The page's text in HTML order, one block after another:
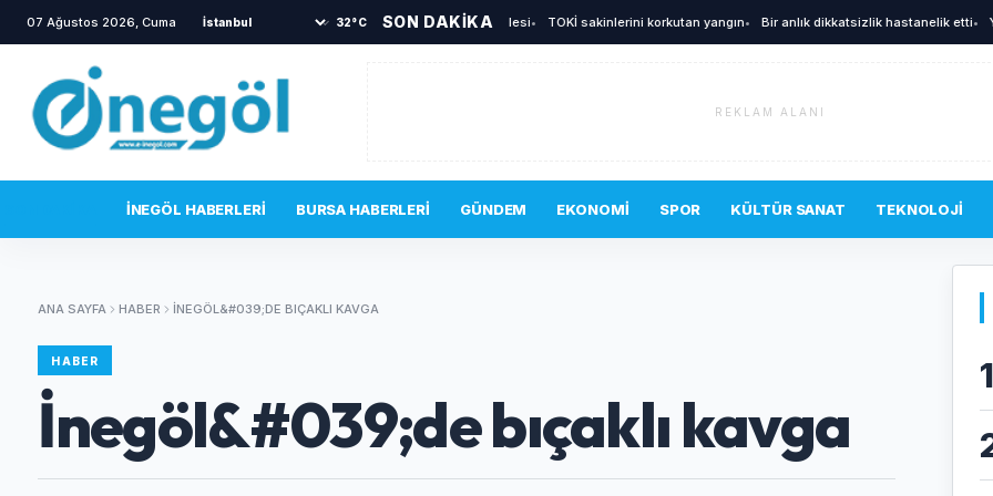
07 Ağustos 2026, Cuma 32°C SON DAKİKA
• Büyükşehir'den İnegöl'e ulaşım hamlesi TOKİ sakinlerini korkutan yangın• Bir anlık dikkatsizlik hastanelik etti•
REKLAM ALANI
İNEGÖL HABERLERI BURSA HABERLERI GÜNDEM EKONOMI SPOR KÜLTÜR SANAT TEKNOLOJI
ANA SAYFA HABER İNEGÖL&#039;DE BIÇAKLI KAVGA
HABER
İnegöl&#039;de bıçaklı kavga
1